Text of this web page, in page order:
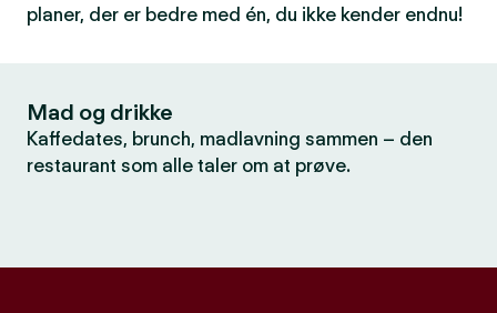
planer, der er bedre med én, du ikke kender endnu!
Mad og drikke
Kaffedates, brunch, madlavning sammen – den
restaurant som alle taler om at prøve.